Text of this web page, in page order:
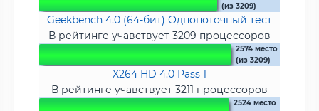
(из 3209)
Geekbench 4.0 (64-бит) Однопоточный тест
В рейтинге учавствует 3209 процессоров
2574 место
(из 3209)
X264 HD 4.0 Pass 1
В рейтинге учавствует 3211 процессоров
2524 место